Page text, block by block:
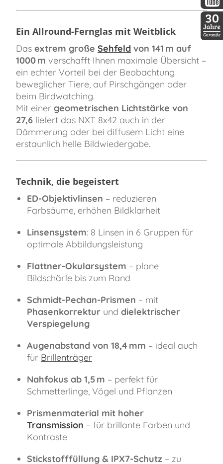
Ein Allround-Fernglas mit Weitblick
Das extrem große Sehfeld von 141 m auf
1000 m verschafft Ihnen maximale Übersicht –
ein echter Vorteil bei der Beobachtung
beweglicher Tiere, auf Pirschgängen oder
beim Birdwatching.
Mit einer geometrischen Lichtstärke von
27,6 liefert das NXT 8x42 auch in der
Dämmerung oder bei diffusem Licht eine
erstaunlich helle Bildwiedergabe.
Technik, die begeistert
ED-Objektivlinsen – reduzieren
Farbsäume, erhöhen Bildklarheit
Linsensystem: 8 Linsen in 6 Gruppen für
optimale Abbildungsleistung
Flattner-Okularsystem – plane
Bildschärfe bis zum Rand
Schmidt-Pechan-Prismen – mit
Phasenkorrektur und dielektrischer
Verspiegelung
Augenabstand von 18,4 mm – ideal auch
für Brillenträger
Nahfokus ab 1,5 m – perfekt für
Schmetterlinge, Vögel und Pflanzen
Prismenmaterial mit hoher
Transmission – für brillante Farben und
Kontraste
Stickstofffüllung & IPX7-Schutz – zu